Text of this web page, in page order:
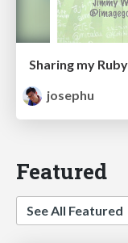
Sharing my
josephu
Featured
See All Featured